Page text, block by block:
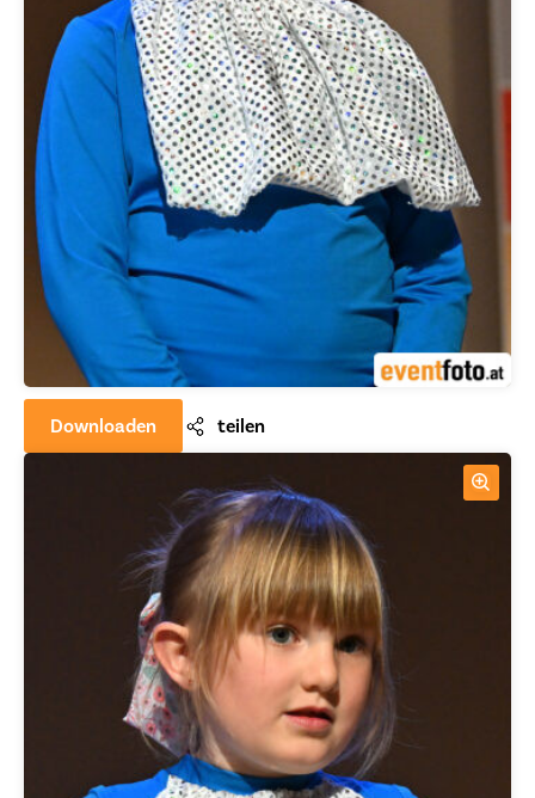
Downloaden teilen